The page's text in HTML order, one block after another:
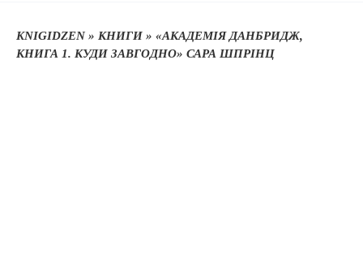
KNIGIDZEN» КНИГИ » «АКАДЕМІЯ ДАНБРИДЖ,
КНИГА 1. КУДИ ЗАВГОДНО» САРА ШПРІНЦ